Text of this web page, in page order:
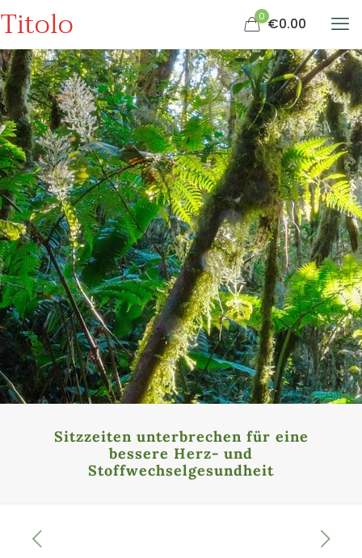
Titolo 0 €0.00
Sitzzeiten unterbrechen für eine
bessere Herz- und
Stoffwechselgesundheit